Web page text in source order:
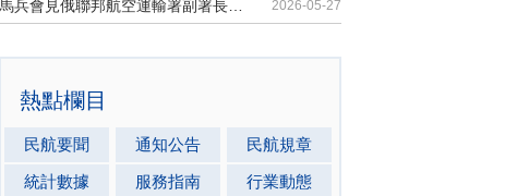
2026-05-27
熱點欄目
民航要聞 通知公告
民航規章
統計數據
服務指南
行業動態